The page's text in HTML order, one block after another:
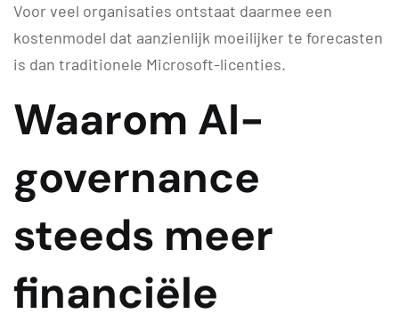
Voor veel organisaties ontstaat daarmee een
kostenmodel dat aanzienlijk moeilijker te forecasten
is dan traditionele Microsoft-licenties.
Waarom AI-
governance
steeds meer
financiële